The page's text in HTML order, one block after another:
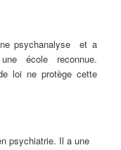
psychanalyse et a
école reconnue.
loi ne protège cette
psychiatrie. Il a une